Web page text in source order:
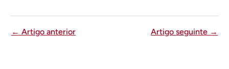
← Artigo anterior Artigo seguinte →